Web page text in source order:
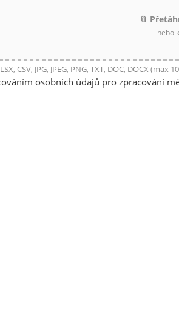
📎
nebo
CSV, JPG, JPEG, PNG, TXT, DOC, DOCX
osobních údajů pro zpracování